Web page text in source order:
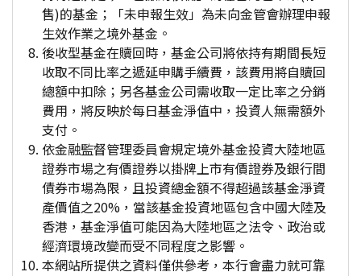
售)的基金；「未申報生效」為未向金管會辦理申報
生效作業之境外基金。
後收型基金在贖回時，基金公司將依持有期間長短
收取不同比率之遞延申購手續費，該費用將自贖回
總額中扣除；另各基金公司需收取一定比率之分銷
費用，將反映於每日基金淨值中，投資人無需額外
支付。
依金融監督管理委員會規定境外基金投資大陸地區
證券市場之有價證券以掛牌上市有價證券及銀行間
債券市場為限，且投資總金額不得超過該基金淨資
產價值之20%，當該基金投資地區包含中國大陸及
香港，基金淨值可能因為大陸地區之法令、政治或
經濟環境改變而受不同程度之影響。
本網站所提供之資料僅供參考，本行會盡力就可靠